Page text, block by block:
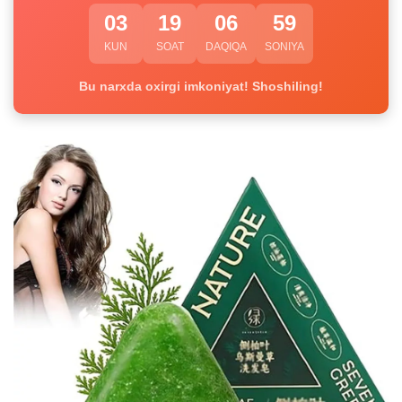
03
KUN
19
SOAT
06
DAQIQA
59
SONIYA
Bu narxda oxirgi imkoniyat! Shoshiling!